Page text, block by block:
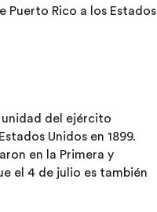
Puerto Rico a los Estados
unidad del ejército
Estados Unidos en 1899.
en la Primera y
el 4 de julio es también